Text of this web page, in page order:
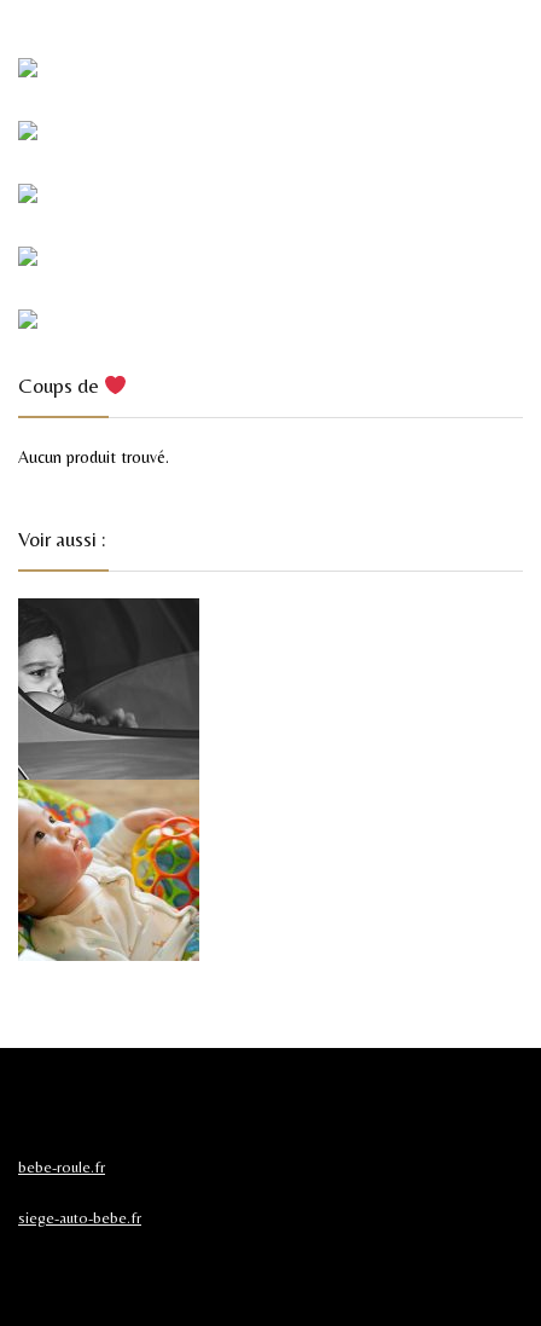
Coups de
Aucun produit trouvé.
Voir aussi :
bebe-roule.fr
siege-auto-bebe.fr